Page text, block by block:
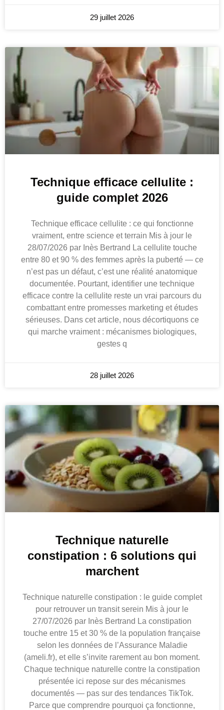
29 juillet 2026
Technique efficace cellulite :
guide complet 2026
Technique efficace cellulite : ce qui fonctionne
vraiment, entre science et terrain Mis à jour le
28/07/2026 par Inès Bertrand La cellulite touche
entre 80 et 90 % des femmes après la puberté — ce
n’est pas un défaut, c’est une réalité anatomique
documentée. Pourtant, identifier une technique
efficace contre la cellulite reste un vrai parcours du
combattant entre promesses marketing et études
sérieuses. Dans cet article, nous décortiquons ce
qui marche vraiment : mécanismes biologiques,
gestes q
28 juillet 2026
Technique naturelle
constipation : 6 solutions qui
marchent
Technique naturelle constipation : le guide complet
pour retrouver un transit serein Mis à jour le
27/07/2026 par Inès Bertrand La constipation
touche entre 15 et 30 % de la population française
selon les données de l’Assurance Maladie
(ameli.fr), et elle s’invite rarement au bon moment.
Chaque technique naturelle contre la constipation
présentée ici repose sur des mécanismes
documentés — pas sur des tendances TikTok.
Parce que comprendre pourquoi ça fonctionne,